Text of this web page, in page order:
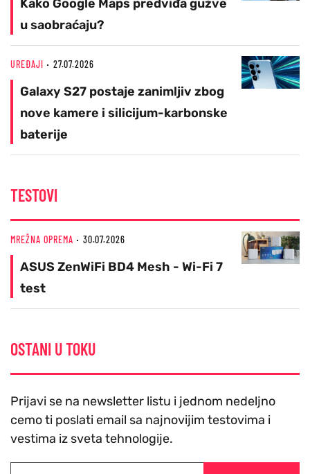
Kako Google Maps predviđa gužve
u saobraćaju?
UREĐAJI 27.07.2026
Galaxy S27 postaje zanimljiv zbog
nove kamere i silicijum-karbonske
baterije
TESTOVI
MREŽNA OPREMA 30.07.2026
ASUS ZenWiFi BD4 Mesh - Wi-Fi 7
test
OSTANI U TOKU
Prijavi se na newsletter listu i jednom nedeljno
cemo ti poslati email sa najnovijim testovima i
vestima iz sveta tehnologije.